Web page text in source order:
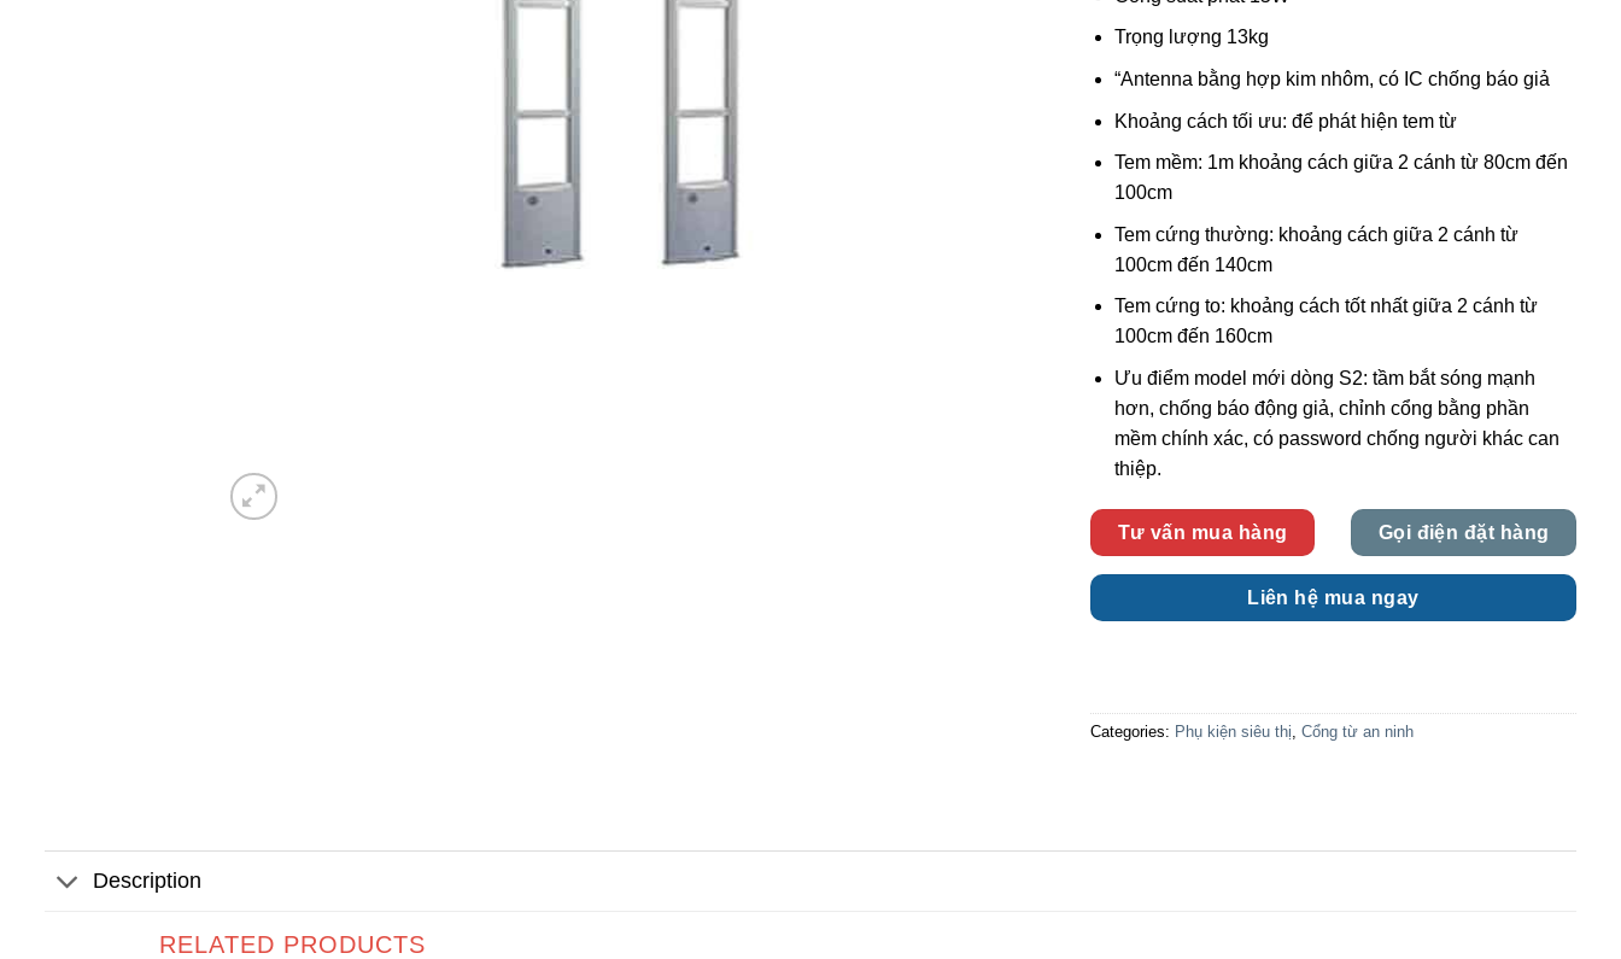
Trọng lượng 13kg
“Antenna bằng hợp kim nhôm, có IC chống báo giả
Khoảng cách tối ưu: để phát hiện tem từ
Tem mềm: 1m khoảng cách giữa 2 cánh từ 80cm đến
100cm
Tem cứng thường: khoảng cách giữa 2 cánh từ
100cm đến 140cm
Tem cứng to: khoảng cách tốt nhất giữa 2 cánh từ
100cm đến 160cm
Ưu điểm model mới dòng S2: tầm bắt sóng mạnh
hơn, chống báo động giả, chỉnh cổng bằng phần
mềm chính xác, có password chống người khác can
thiệp.
Tư vấn mua hàng Gọi điện đặt hàng
Liên hệ mua ngay
Categories: Phụ kiện siêu thị Cổng từ an ninh
Description
RELATED PRODUCTS